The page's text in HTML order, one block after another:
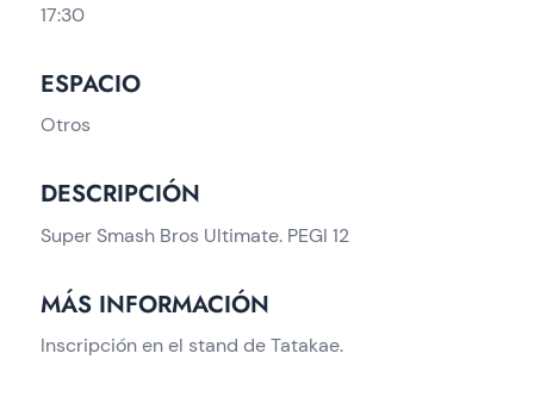
17:30
ESPACIO
Otros
DESCRIPCIÓN
Super Smash Bros Ultimate. PEGI 12
MÁS INFORMACIÓN
Inscripción en el stand de Tatakae.